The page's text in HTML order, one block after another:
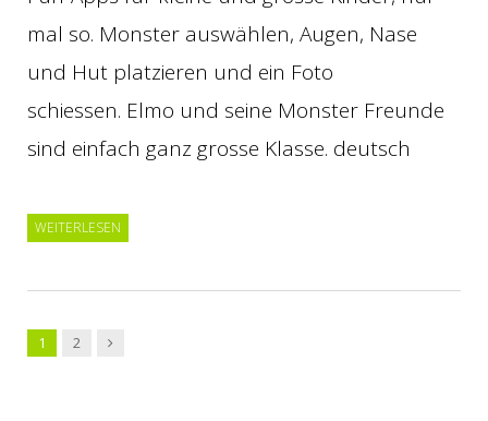
mal so. Monster auswählen, Augen, Nase
und Hut platzieren und ein Foto
schiessen. Elmo und seine Monster Freunde
sind einfach ganz grosse Klasse. deutsch
WEITERLESEN
1 2
Vor